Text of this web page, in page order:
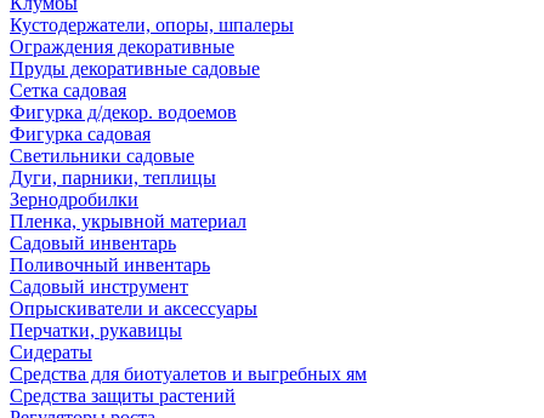
Кустодержатели, опоры, шпалеры
Ограждения декоративные
Пруды декоративные садовые
Сетка садовая
Фигурка д/декор. водоемов
Фигурка садовая
Светильники садовые
Дуги, парники, теплицы
Зернодробилки
Пленка, укрывной материал
Садовый инвентарь
Поливочный инвентарь
Садовый инструмент
Опрыскиватели и аксессуары
Перчатки, рукавицы
Сидераты
Средства для биотуалетов и выгребных ям
Средства защиты растений